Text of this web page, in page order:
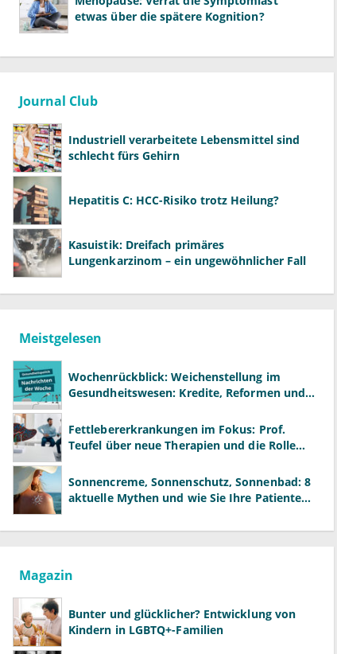
etwas über die spätere Kognition?
Journal Club
Industriell verarbeitete Lebensmittel sind
schlecht fürs Gehirn
Hepatitis C: HCC-Risiko trotz Heilung?
Kasuistik: Dreifach primäres
Lungenkarzinom – ein ungewöhnlicher Fall
Meistgelesen
Wochenrückblick: Weichenstellung im
Gesundheitswesen: Kredite, Reformen und
Fettlebererkrankungen im Fokus: Prof.
Teufel über neue Therapien und die Rolle
Sonnencreme, Sonnenschutz, Sonnenbad: 8
aktuelle Mythen und wie Sie Ihre Patienten
Magazin
Bunter und glücklicher? Entwicklung von
Kindern in LGBTQ+-Familien